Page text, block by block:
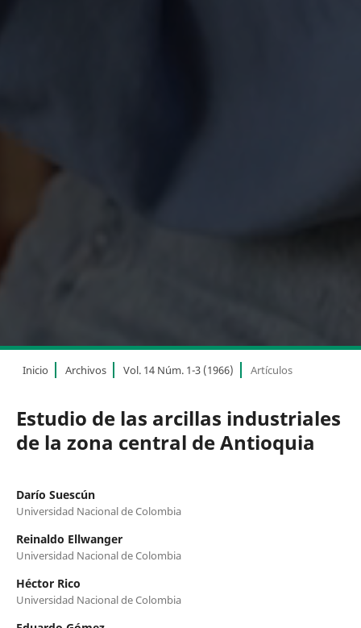
Inicio Archivos Vol. 14 Núm. 1-3 (1966) Artículos
Estudio de las arcillas industriales
de la zona central de Antioquia
Darío Suescún
Universidad Nacional de Colombia
Reinaldo Ellwanger
Universidad Nacional de Colombia
Héctor Rico
Universidad Nacional de Colombia